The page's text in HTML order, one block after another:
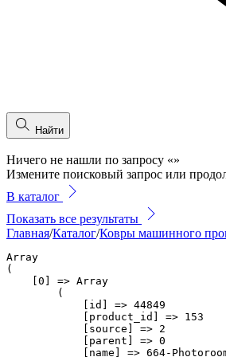
Найти
Ничего не нашли по запросу «»
Измените поисковый запрос или
В каталог
Показать все результаты
Главная/Каталог/Ковры машинного
Array
(
    [0] => Array
        (
            [id] => 44849
            [product_id] => 153
            [source] => 2
            [parent] => 0
[name] => 664-